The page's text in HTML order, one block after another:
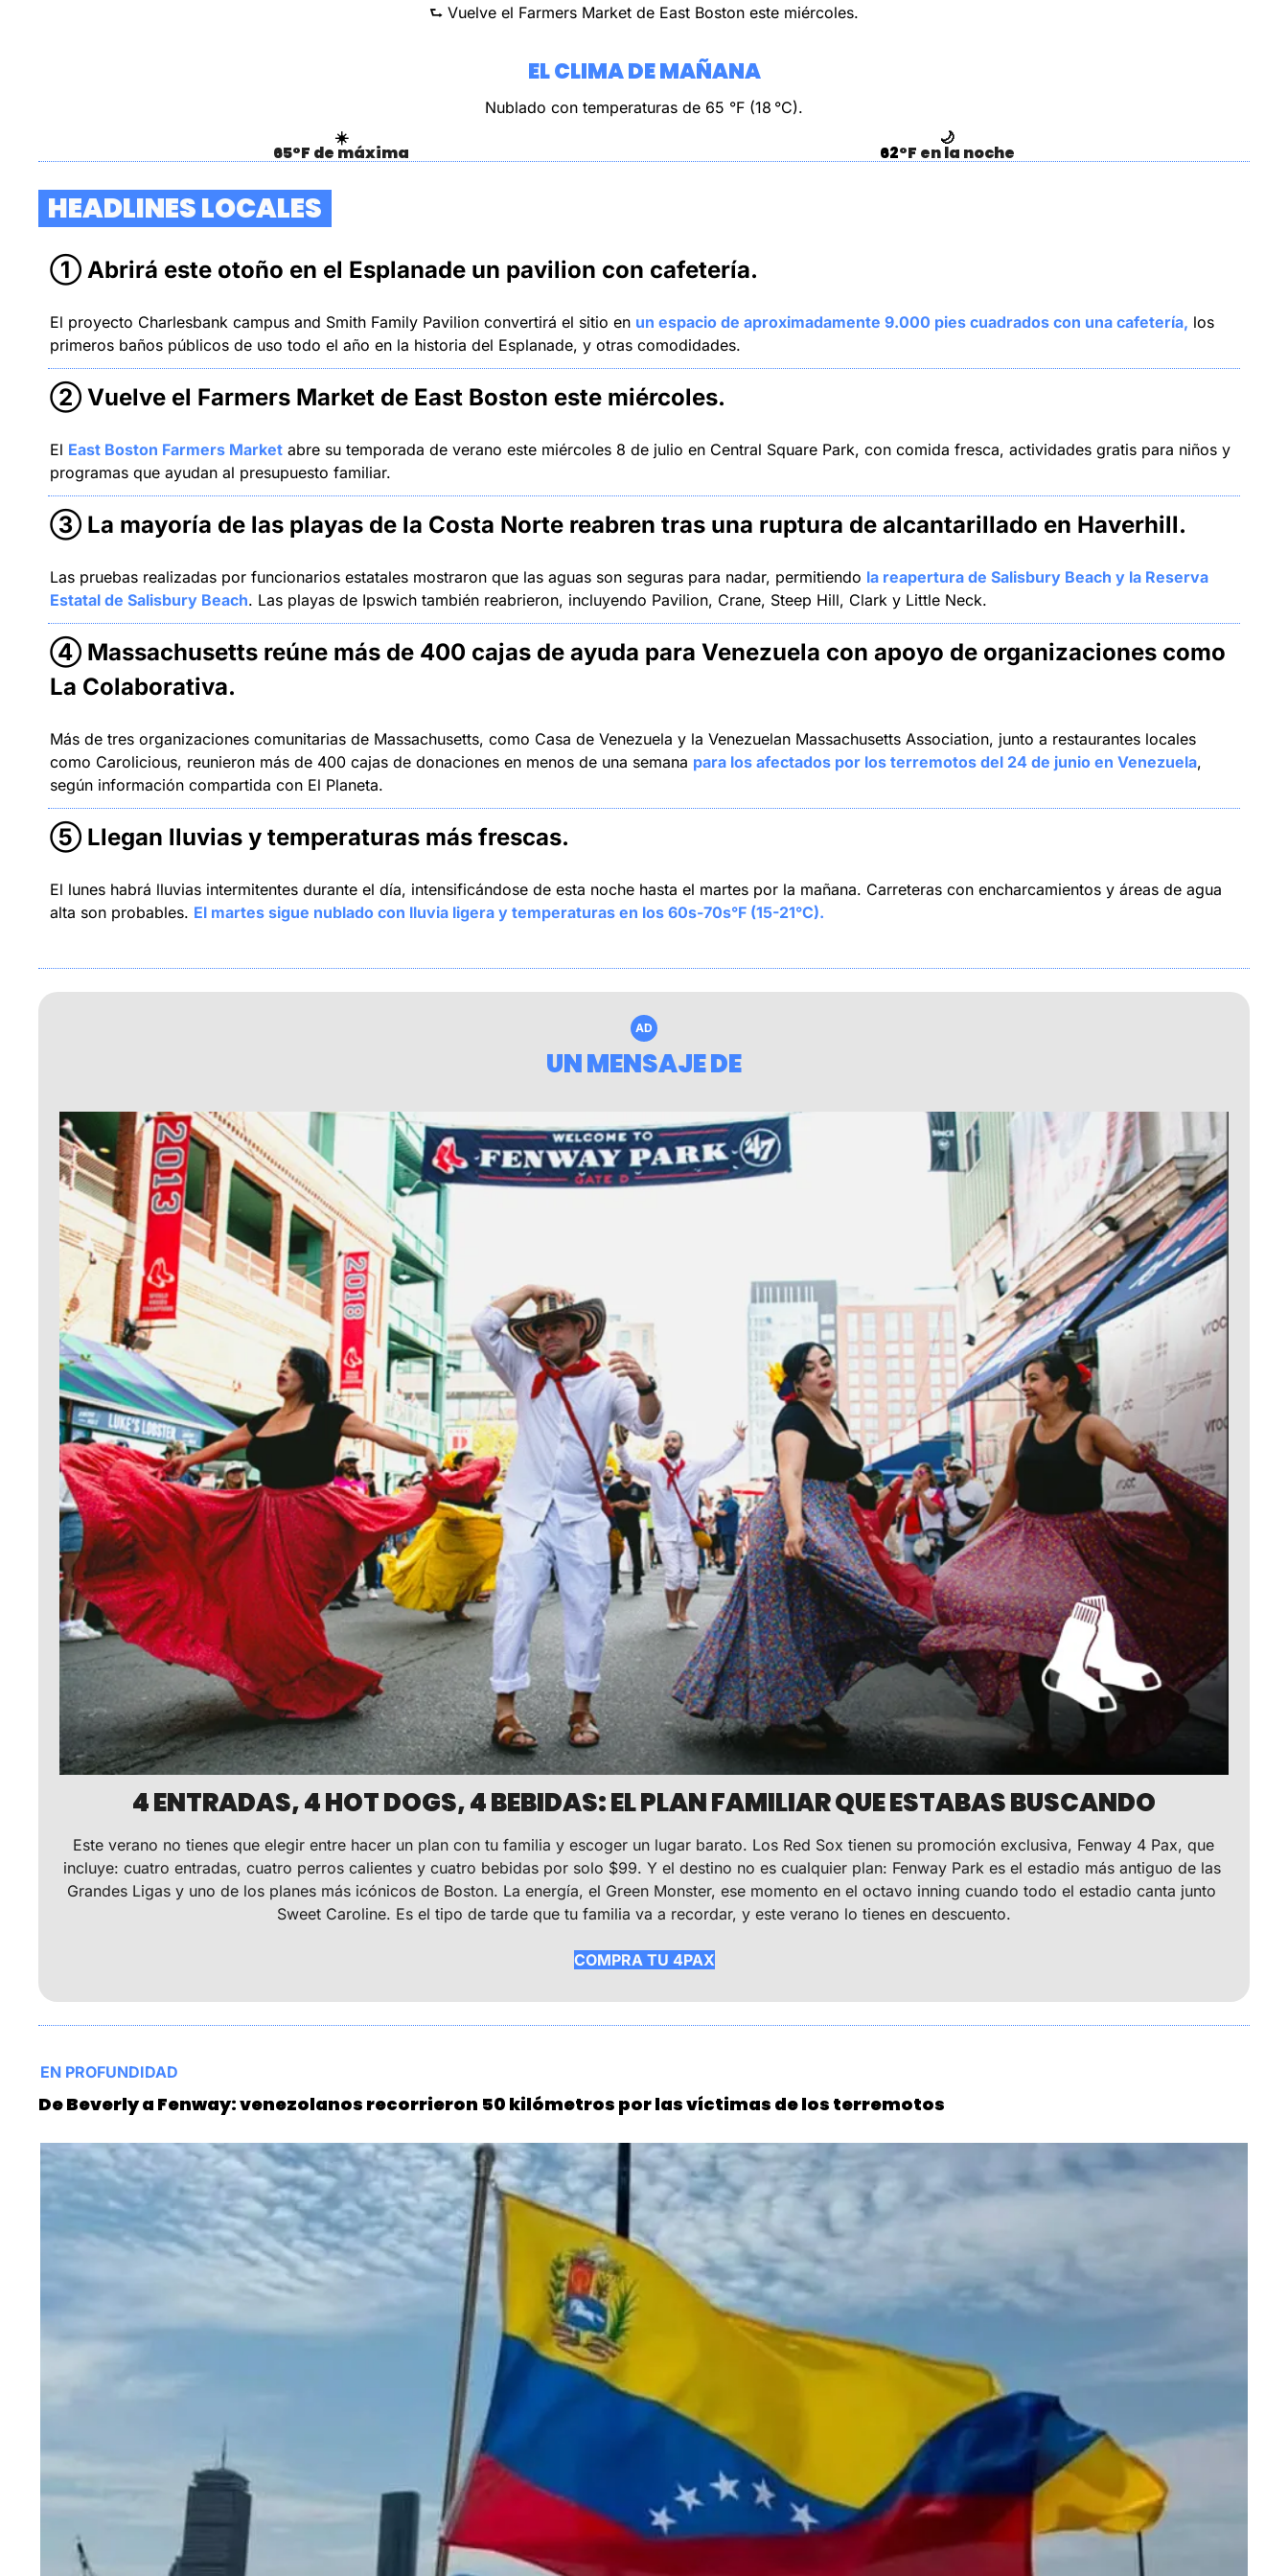
⮑ Vuelve el Farmers Market de East Boston este miércoles.
EL CLIMA DE MAÑANA
Nublado con temperaturas de 65 °F (18 °C).
☀️
65°F de máxima
🌙
62°F en la noche
  HEADLINES LOCALES
① Abrirá este otoño en el Esplanade un pavilion con cafetería.
El proyecto Charlesbank campus and Smith Family Pavilion convertirá el sitio en un espacio de aproximadamente 9.000 pies cuadrados con una cafetería, los
primeros baños públicos de uso todo el año en la historia del Esplanade, y otras comodidades.
② Vuelve el Farmers Market de East Boston este miércoles.
El East Boston Farmers Market abre su temporada de verano este miércoles 8 de julio en Central Square Park, con comida fresca, actividades gratis para niños y
programas que ayudan al presupuesto familiar.
③ La mayoría de las playas de la Costa Norte reabren tras una ruptura de alcantarillado en Haverhill.
Las pruebas realizadas por funcionarios estatales mostraron que las aguas son seguras para nadar, permitiendo la reapertura de Salisbury Beach y la Reserva
Estatal de Salisbury Beach. Las playas de Ipswich también reabrieron, incluyendo Pavilion, Crane, Steep Hill, Clark y Little Neck.
④ Massachusetts reúne más de 400 cajas de ayuda para Venezuela con apoyo de organizaciones como
La Colaborativa.
Más de tres organizaciones comunitarias de Massachusetts, como Casa de Venezuela y la Venezuelan Massachusetts Association, junto a restaurantes locales
como Carolicious, reunieron más de 400 cajas de donaciones en menos de una semana para los afectados por los terremotos del 24 de junio en Venezuela,
según información compartida con El Planeta.
⑤ Llegan lluvias y temperaturas más frescas.
El lunes habrá lluvias intermitentes durante el día, intensificándose de esta noche hasta el martes por la mañana. Carreteras con encharcamientos y áreas de agua
alta son probables. El martes sigue nublado con lluvia ligera y temperaturas en los 60s-70s°F (15-21°C).
AD
UN MENSAJE DE
4 ENTRADAS, 4 HOT DOGS, 4 BEBIDAS: EL PLAN FAMILIAR QUE ESTABAS BUSCANDO
Este verano no tienes que elegir entre hacer un plan con tu familia y escoger un lugar barato. Los Red Sox tienen su promoción exclusiva, Fenway 4 Pax, que
incluye: cuatro entradas, cuatro perros calientes y cuatro bebidas por solo $99. Y el destino no es cualquier plan: Fenway Park es el estadio más antiguo de las
Grandes Ligas y uno de los planes más icónicos de Boston. La energía, el Green Monster, ese momento en el octavo inning cuando todo el estadio canta junto
Sweet Caroline. Es el tipo de tarde que tu familia va a recordar, y este verano lo tienes en descuento.
COMPRA TU 4PAX
EN PROFUNDIDAD
De Beverly a Fenway: venezolanos recorrieron 50 kilómetros por las víctimas de los terremotos